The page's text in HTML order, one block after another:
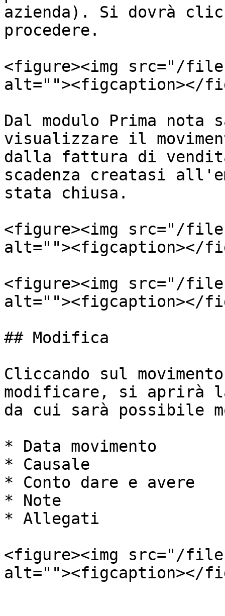
azienda). Si dovrà
procedere.
<figure><img src="/files/
alt=""><figcaption></
Dal modulo Prima nota
visualizzare il
dalla fattura di
scadenza creatasi
stata chiusa.
<figure><img src="/
alt=""><figcaption></
<figure><img src="/
alt=""><figcaption></
## Modifica
Cliccando sul
modificare, si aprirà
da cui sarà possibile
* Data movimento
* Causale
* Conto dare e avere
* Note
* Allegati
<figure><img src="/files/
alt=""><figcaption></